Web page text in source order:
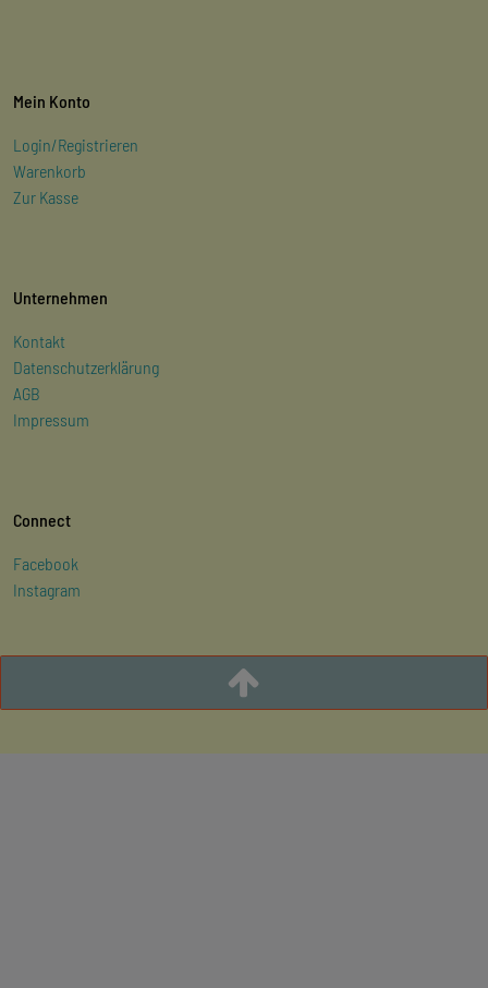
Mein Konto
Login/Registrieren
Warenkorb
Zur Kasse
Unternehmen
Kontakt
Datenschutzerklärung
AGB
Impressum
Connect
Facebook
Instagram